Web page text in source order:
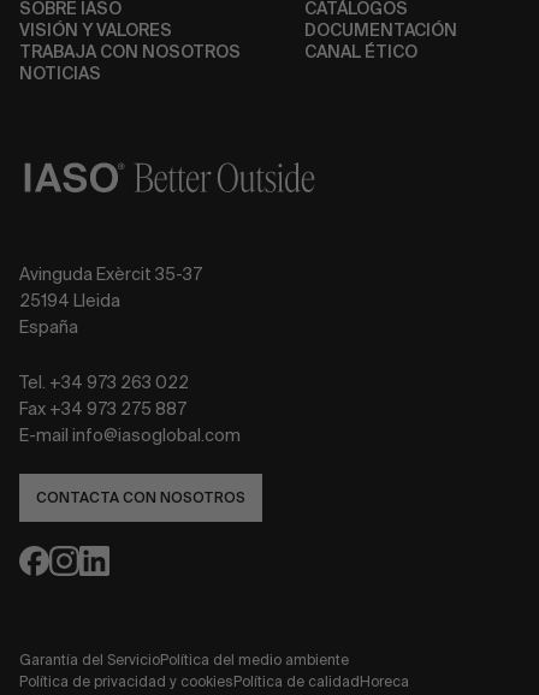
SOBRE IASO
VISIÓN Y VALORES
TRABAJA CON NOSOTROS
NOTICIAS
CATÁLOGOS
DOCUMENTACIÓN
CANAL ÉTICO
Avinguda Exèrcit 35-37
25194 Lleida
España
Tel. +34 973 263 022
Fax +34 973 275 887
E-mail info@iasoglobal.com
CONTACTA CON NOSOTROS
Garantía del ServicioPolítica del medio ambiente
Política de privacidad y cookies Política de calidad Horeca